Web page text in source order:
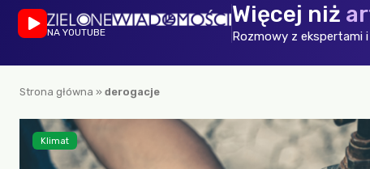
NA YOUTUBE
Więcej niż
Rozmowy z ekspertami
Strona główna » derogacje
Klimat